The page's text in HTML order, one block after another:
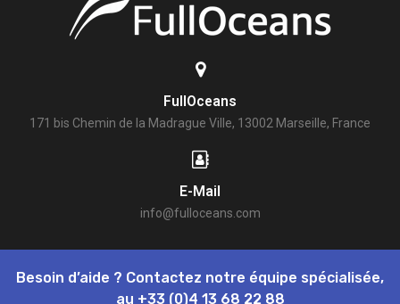
FullOceans
171 bis Chemin de la Madrague Ville, 13002 Marseille, France
E-Mail
info@fulloceans.com
Besoin d’aide ? Contactez notre équipe spécialisée,
au +33 (0)4 13 68 22 88